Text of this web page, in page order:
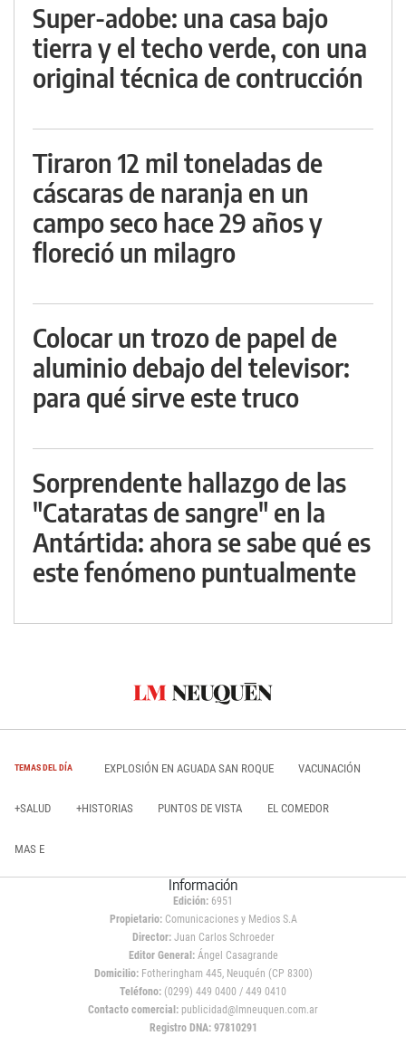
Super-adobe: una casa bajo
tierra y el techo verde, con una
original técnica de contrucción
Tiraron 12 mil toneladas de
cáscaras de naranja en un
campo seco hace 29 años y
floreció un milagro
Colocar un trozo de papel de
aluminio debajo del televisor:
para qué sirve este truco
Sorprendente hallazgo de las
"Cataratas de sangre" en la
Antártida: ahora se sabe qué es
este fenómeno puntualmente
TEMAS DEL DÍA EXPLOSIÓN EN AGUADA SAN ROQUE VACUNACIÓN
+SALUD +HISTORIAS PUNTOS DE VISTA EL COMEDOR
MAS E
Información
Edición: 6951
Propietario:Comunicaciones y Medios S.A
Director: Juan Carlos Schroeder
Editor General:Ángel Casagrande
Domicilio:Fotheringham 445, Neuquén (CP 8300)
Teléfono: (0299) 449 0400 / 449 0410
Contacto comercial: publicidad@lmneuquen.com.ar
Registro DNA: 97810291